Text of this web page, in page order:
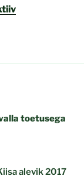
toetusega
alevik 2017